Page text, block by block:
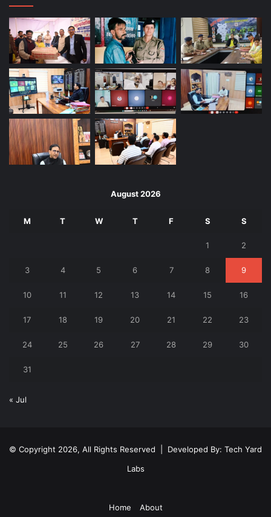
August 2026
M T W T F S S
1 2
3 4 5 6 7 8 9
10 11 12 13 14 15 16
17 18 19 20 21 22 23
24 25 26 27 28 29 30
31
« Jul
© Copyright 2026, All Rights Reserved | Developed By: Tech Yard
Labs
Home About